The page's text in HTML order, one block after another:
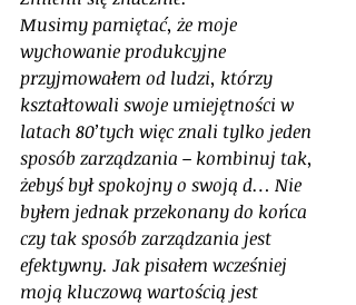
Musimy pamiętać, że moje
wychowanie produkcyjne
przyjmowałem od ludzi, którzy
kształtowali swoje umiejętności w
latach 80’tych więc znali tylko jeden
sposób zarządzania – kombinuj tak,
żebyś był spokojny o swoją d… Nie
byłem jednak przekonany do końca
czy tak sposób zarządzania jest
efektywny. Jak pisałem wcześniej
moją kluczową wartością jest